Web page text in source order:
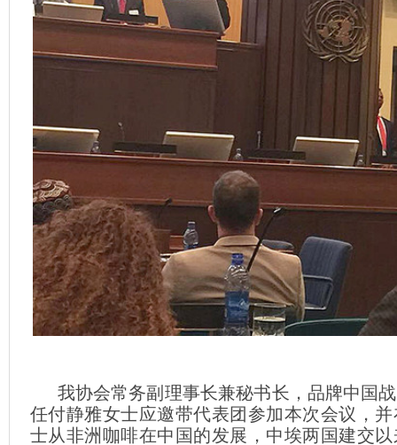
我协会常务副理事长兼秘书长，品牌中国
任付静雅女士应邀带代表团参加本次会议，
士从非洲咖啡在中国的发展，中埃两国建交